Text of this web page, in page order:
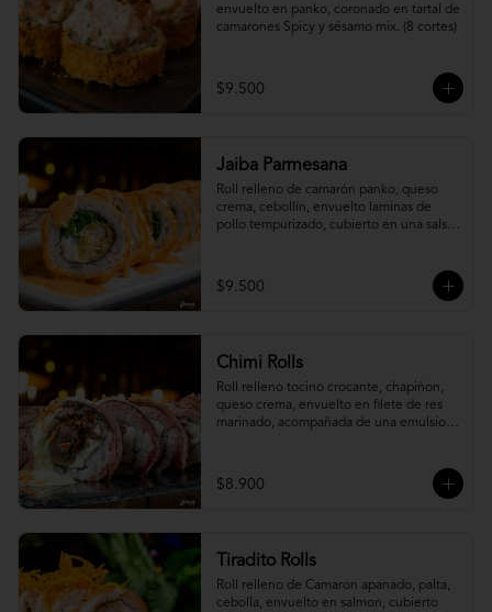
envuelto en panko, coronado en tartal de
camarones Spicy y sésamo mix. (8 cortes)
$9.500
Jaiba Parmesana
Roll relleno de camarón panko, queso
crema, cebollín, envuelto laminas de
pollo tempurizado, cubierto en una salsa
$9.500
Chimi Rolls
Roll relleno tocino crocante, chapiñon,
queso crema, envuelto en filete de res
marinado, acompañada de una emulsion
$8.900
Tiradito Rolls
Roll relleno de Camaron apanado, palta,
cebolla, envuelto en salmon, cubierto